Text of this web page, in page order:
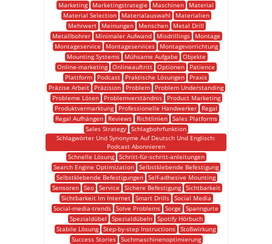
Marketing
Marketingstrategie Maschinen
Material
Material Selection
Materialauswahl
Materialien
Mehrwert
Meinungen Menschen
Metal Drill
Metallbohrer
Minimaler Aufwand Misdrillings
Montage
Montageservice
Montageservices
Montagevorrichtung
Mounting Systems
Mühsame Aufgabe
Objekte
Online-marketing Onlineauftritt Optionen
Patience
Plattform
Podcast Praktische Lösungen
Praxis
Präzise Arbeit
Präzision Problem
Problem Understanding
Probleme Lösen
Problemverständnis
Product Marketing
Produktvermarktung
Professionelle Handwerker
Regal
Regal Aufhängen
Reviews Richtlinien
Sales Platforms
Sales Strategy Schlagbohrfunktion
Schlagwörter Und Synonyme Auf Deutsch Und Englisch:
Podcast Abonnieren
Schnelle Lösung
Schritt-für-schritt-anleitungen
Search Engine Optimization Selbstklebende Befestigung
Selbstklebende Befestigungen Self-adhesive Mounting
Sensoren
Seo Service Sichere Befestigung
Sichtbarkeit
Sichtbarkeit Im Internet
Smart Drills
Social Media
Social-media-trends Solve Problems Sorge
Spanngurte
Spezialdübel
Spezialdübeln
Spotify Hörbuch
Stabile Lösung Step-by-step Instructions Stoßwirkung
Success Stories
Suchmaschinenoptimierung